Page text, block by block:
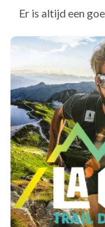
Er is altijd een